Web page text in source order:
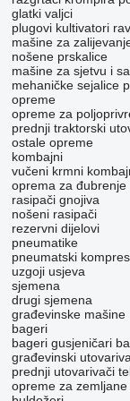
glatki valjci
plugovi kultivatori
mašine za
nošene prskalice
mašine za sjetvu i
mehaničke sejalice
opreme
opreme za
prednji traktorski
ostale opreme
kombajni
vučeni krmni
oprema za đubrenje
rasipači gnojiva
nošeni rasipači
rezervni dijelovi
pneumatikе
pneumatski
uzgoji usjeva
sjemena
drugi sjemena
građevinske mašine
bageri
bageri gusjeničari
građevinski
prednji utovarivači
opreme za